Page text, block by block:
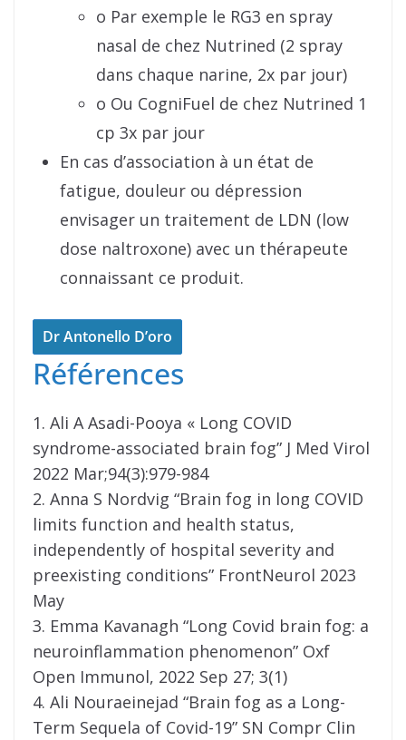
o Par exemple le RG3 en spray
nasal de chez Nutrined (2 spray
dans chaque narine, 2x par jour)
o Ou CogniFuel de chez Nutrined 1
cp 3x par jour
En cas d’association à un état de
fatigue, douleur ou dépression
envisager un traitement de LDN (low
dose naltroxone) avec un thérapeute
connaissant ce produit.
Dr Antonello D’oro
Références
1. Ali A Asadi-Pooya « Long COVID
syndrome-associated brain fog” J Med Virol
2022 Mar;94(3):979-984
2. Anna S Nordvig “Brain fog in long COVID
limits function and health status,
independently of hospital severity and
preexisting conditions” FrontNeurol 2023
May
3. Emma Kavanagh “Long Covid brain fog: a
neuroinflammation phenomenon” Oxf
Open Immunol, 2022 Sep 27; 3(1)
4. Ali Nouraeinejad “Brain fog as a Long-
Term Sequela of Covid-19” SN Compr Clin